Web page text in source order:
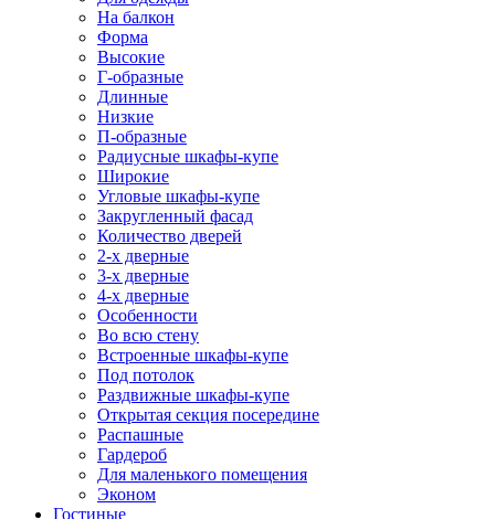
На балкон
Форма
Высокие
Г-образные
Длинные
Низкие
П-образные
Радиусные шкафы-купе
Широкие
Угловые шкафы-купе
Закругленный фасад
Количество дверей
2-х дверные
3-х дверные
4-х дверные
Особенности
Во всю стену
Встроенные шкафы-купе
Под потолок
Раздвижные шкафы-купе
Открытая секция посередине
Распашные
Гардероб
Для маленького помещения
Эконом
Гостиные